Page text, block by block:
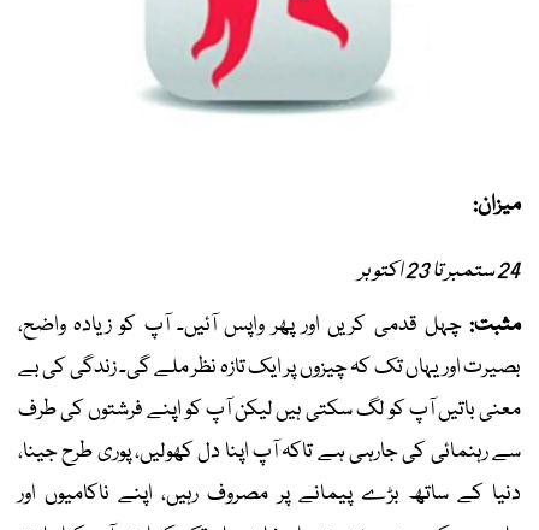
میزان:
24 ستمبر تا 23 اکتوبر
مثبت: چہل قدمی کریں اور پھر واپس آئیں۔ آپ کو زیادہ واضح،
بصیرت اور یہاں تک کہ چیزوں پر ایک تازہ نظر ملے گی۔ زندگی کی بے
معنی باتیں آپ کو لگ سکتی ہیں لیکن آپ کو اپنے فرشتوں کی طرف
سے رہنمائی کی جارہی ہے تاکہ آپ اپنا دل کھولیں، پوری طرح جینا،
دنیا کے ساتھ بڑے پیمانے پر مصروف رہیں، اپنے ناکامیوں اور